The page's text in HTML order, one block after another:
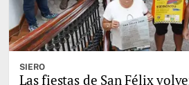
SIERO
Las fiestas de San Félix